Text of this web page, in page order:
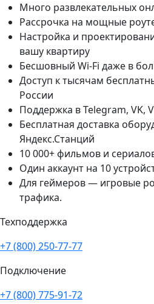
Много развлекательных
Рассрочка на мощные
Настройка и
вашу квартиру
Бесшовный Wi-Fi даже в
Доступ к тысячам
России
Поддержка в Telegram, VK,
Бесплатная доставка
Яндекс.Станций
10 000+ фильмов и
Один аккаунт на 10
Для геймеров — игровые
трафика.
Техподдержка
+7 (800) 250-77-77
Подключение
+7 (800) 775-91-72